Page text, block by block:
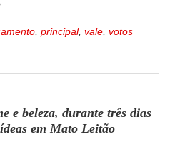
principal, vale votos
e beleza, durante três dias
em Mato Leitão